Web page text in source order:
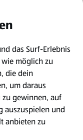
das Surf-Erlebnis
möglich zu
die dein
um daraus
zu gewinnen, auf
auszuspielen und
anbieten zu